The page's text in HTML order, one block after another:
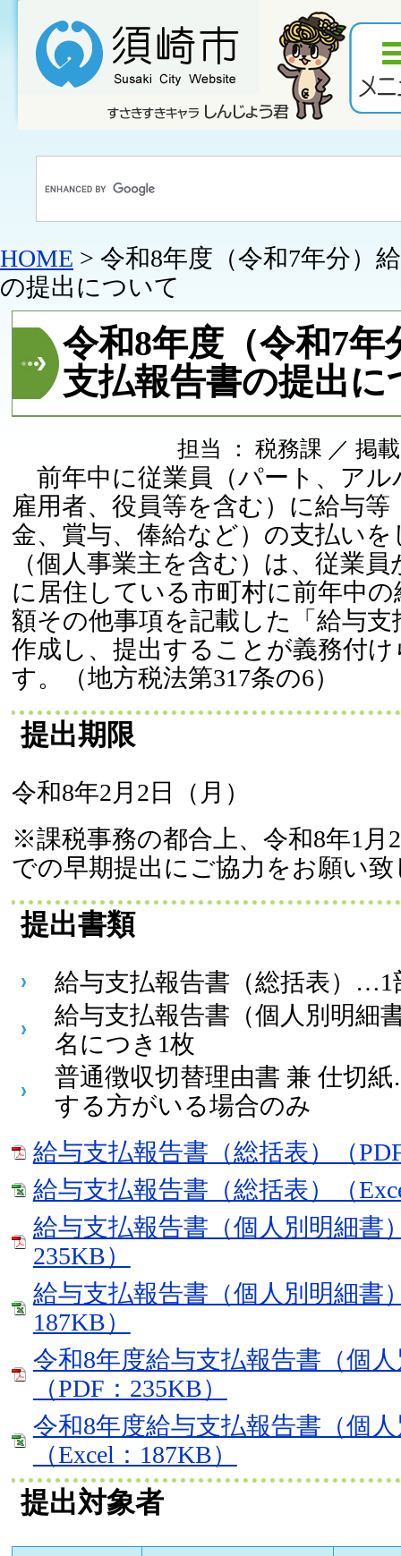
HOME > 令和8年度（令和7年分）
の提出について
令和8年度（令和7年
支払報告書の提出に
担当 ： 税務課 ／ 掲
前年中に従業員（パート、アル
雇用者、役員等を含む）に給与等
金、賞与、俸給など）の支払いを
（個人事業主を含む）は、従業員
に居住している市町村に前年中
額その他事項を記載した「給与支
作成し、提出することが義務付
す。（地方税法第317条の6）
提出期限
令和8年2月2日（月）
※課税事務の都合上、令和8年1月
での早期提出にご協力をお願い
提出書類
給与支払報告書（総括表）…1
給与支払報告書（個人別明細
名につき1枚
普通徴収切替理由書 兼 仕切
する方がいる場合のみ
給与支払報告書（総括表）（
給与支払報告書（総括表）（
給与支払報告書（個人別明細書
235KB）
給与支払報告書（個人別明細書
187KB）
令和8年度給与支払報告書（個
（PDF：235KB）
令和8年度給与支払報告書（個
（Excel：187KB）
提出対象者